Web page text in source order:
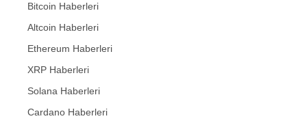
Bitcoin Haberleri
Altcoin Haberleri
Ethereum Haberleri
XRP Haberleri
Solana Haberleri
Cardano Haberleri